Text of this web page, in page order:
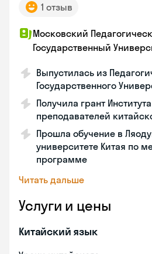
1 отзыв
Московский
Государственный
Выпустилась из
Государственного
Получила грант
преподавателей
Прошла обучение в
университете Китая по
программе
Читать дальше
Услуги и цены
Китайский язык